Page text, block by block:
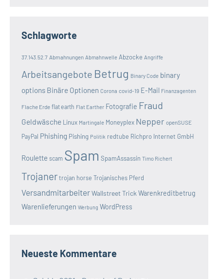
Schlagworte
37.143.52.7 Abmahnungen Abmahnwelle Abzocke Angriffe
Arbeitsangebote Betrug Binary Code binary
options Binäre Optionen Corona covid-19 E-Mail Finanzagenten
Flache Erde flat earth Flat Earther Fotografie Fraud
Geldwäsche Linux Martingale Moneyplex Nepper openSUSE
PayPal Phishing Pishing Politik redtube Richpro Internet GmbH
Roulette scam Spam SpamAssassin Timo Richert
Trojanertrojan horse Trojanisches Pferd
VersandmitarbeiterWallstreet Trick Warenkreditbetrug
Warenlieferungen Werbung WordPress
Neueste Kommentare